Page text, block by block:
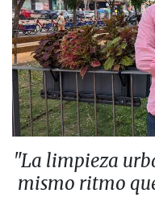
"La limpieza
mismo ritmo